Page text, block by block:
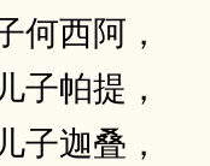
何西阿，
子帕提，
子迦叠，